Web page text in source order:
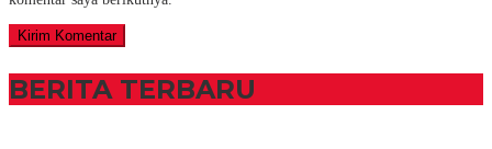
BERITA TERBARU